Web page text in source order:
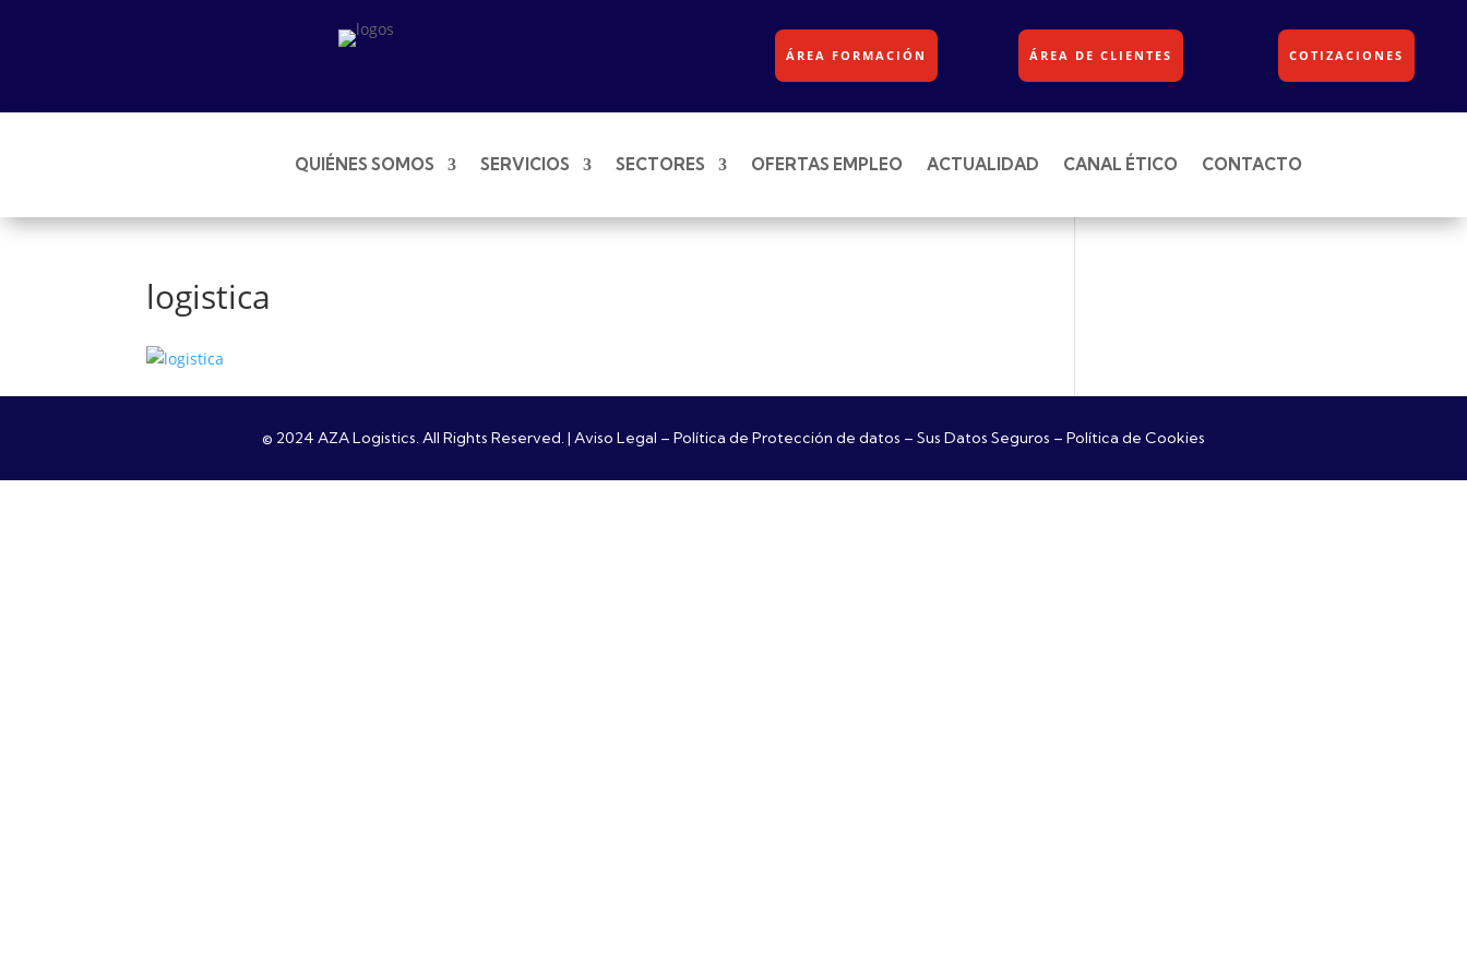
ÁREA FORMACIÓN ÁREA DE CLIENTES COTIZACIONES
QUIÉNES SOMOS SERVICIOS SECTORES OFERTAS EMPLEO ACTUALIDAD CANAL ÉTICO CONTACTO
logistica
© 2024 AZA Logistics. All Rights Reserved. | Aviso Legal – Política de Protección de datos – Sus Datos Seguros – Política de Cookies